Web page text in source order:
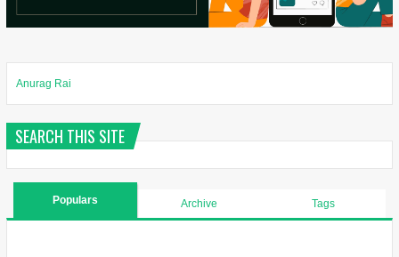
Anurag Rai
SEARCH THIS SITE
Populars Archive Tags